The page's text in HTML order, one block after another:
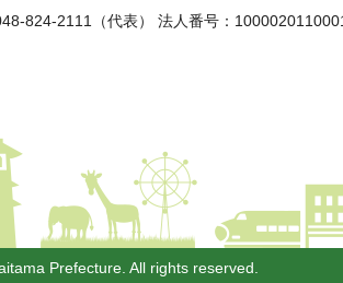
824-2111（代表） 法人番号：
Prefecture. All rights reserved.